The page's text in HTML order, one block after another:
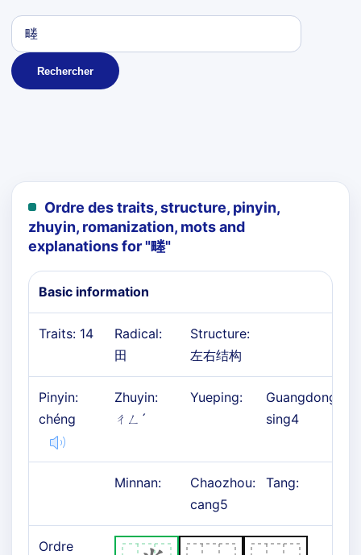
Rechercher
Ordre des traits, structure, pinyin,
zhuyin, romanization, mots and
explanations for "畻"
Basic information
Traits: 14
Radical:
田
Structure:
左右结构
Pinyin:
chéng
Zhuyin:
ㄔㄥˊ
Yueping:
Guangdong:
sing4
Minnan:
Chaozhou:
cang5
Tang:
Ordre